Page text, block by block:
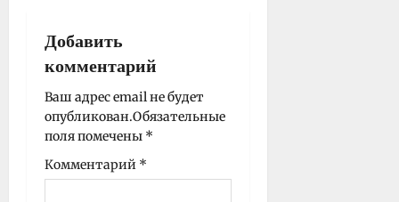
а
п
и
с
и
Добавить
комментарий
Ваш адрес email не будет
опубликован.Обязательные
поля помечены *
Комментарий *